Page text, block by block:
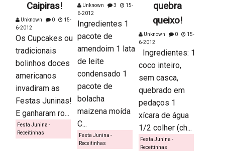
Caipiras!
Unknown 0
15-
6-2012
Os Cupcakes ou
tradicionais
bolinhos doces
americanos
invadiram as
Festas Juninas!
E ganharam ro...
Festa Junina -
Receitinhas
Unknown 3
15-
6-2012
Ingredientes 1
pacote de
amendoim 1 lata
de leite
condensado 1
pacote de
bolacha
maizena moída
C...
Festa Junina -
Receitinhas
quebra
queixo!
Unknown 0
15-
6-2012
Ingredientes: 1
coco inteiro,
sem casca,
quebrado em
pedaços 1
xícara de água
1/2 colher (ch...
Festa Junina -
Receitinhas